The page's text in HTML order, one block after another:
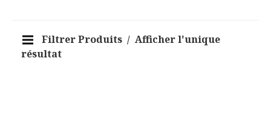
Filtrer Produits
Afficher l'unique
résultat